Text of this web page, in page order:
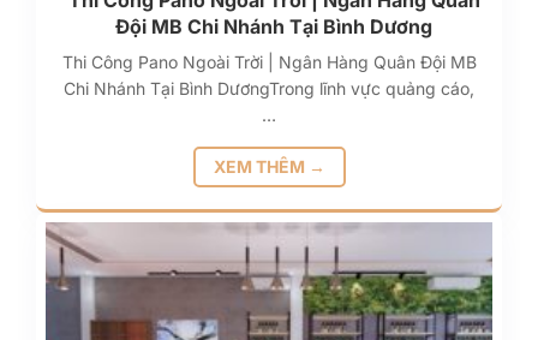
Đội MB Chi Nhánh Tại Bình Dương
Thi Công Pano Ngoài Trời | Ngân Hàng Quân Đội MB
Chi Nhánh Tại Bình DươngTrong lĩnh vực quảng cáo,
…
XEM THÊM →